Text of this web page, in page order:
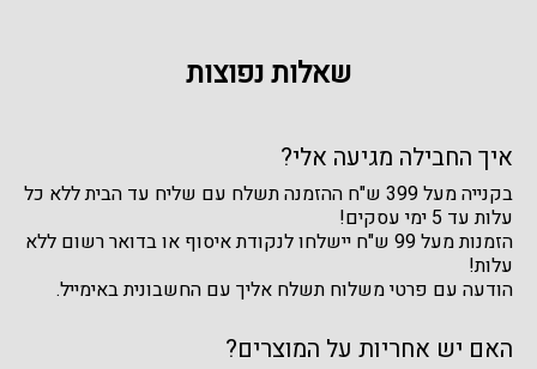
שאלות נפוצות
איך החבילה מגיעה אלי?
בקנייה מעל 399 ש"ח ההזמנה תשלח עם שליח עד הבית ללא כל
עלות עד 5 ימי עסקים!
הזמנות מעל 99 ש"ח יישלחו לנקודת איסוף או בדואר רשום ללא
עלות!
הודעה עם פרטי משלוח תשלח אליך עם החשבונית באימייל.
האם יש אחריות על המוצרים?